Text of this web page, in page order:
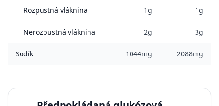
Rozpustná vláknina 1g 1g
Nerozpustná vláknina 2g 3g
Sodík 1044mg 2088mg